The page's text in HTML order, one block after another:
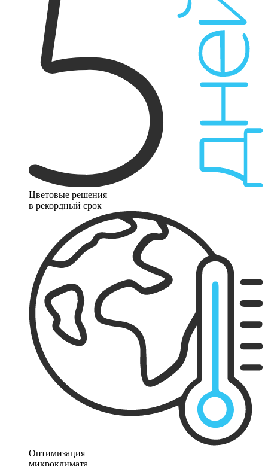
Цветовые решения
в рекордный срок
Оптимизация
микроклимата